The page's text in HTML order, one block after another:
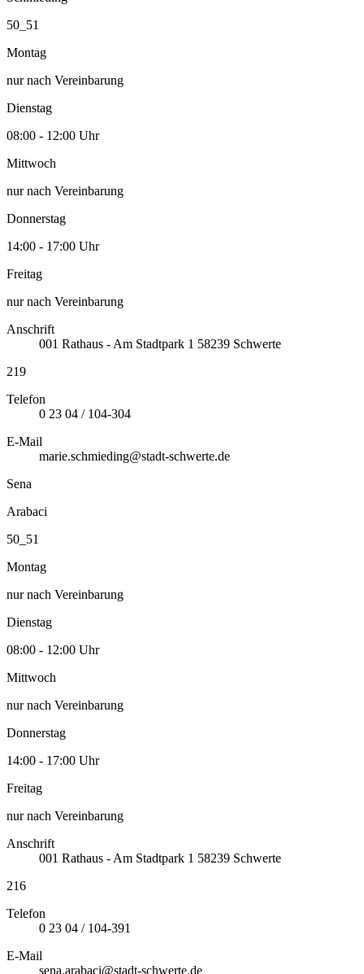
50_51
Montag
nur nach Vereinbarung
Dienstag
08:00 - 12:00 Uhr
Mittwoch
nur nach Vereinbarung
Donnerstag
14:00 - 17:00 Uhr
Freitag
nur nach Vereinbarung
Anschrift
001 Rathaus - Am Stadtpark 1 58239 Schwerte
219
Telefon
0 23 04 / 104-304
E-Mail
marie.schmieding@stadt-schwerte.de
Sena
Arabaci
50_51
Montag
nur nach Vereinbarung
Dienstag
08:00 - 12:00 Uhr
Mittwoch
nur nach Vereinbarung
Donnerstag
14:00 - 17:00 Uhr
Freitag
nur nach Vereinbarung
Anschrift
001 Rathaus - Am Stadtpark 1 58239 Schwerte
216
Telefon
0 23 04 / 104-391
E-Mail
sena.arabaci@stadt-schwerte.de